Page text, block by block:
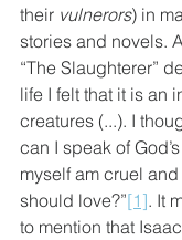
their vulnerors) in
stories and novels.
“The Slaughterer”
life I felt that it is an
creatures (...). I
can I speak of
myself am cruel
should love?”[1]. It
to mention that